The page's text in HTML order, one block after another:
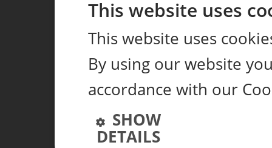
This website uses
This website uses
By using our website
accordance with our
SHOW
DETAILS